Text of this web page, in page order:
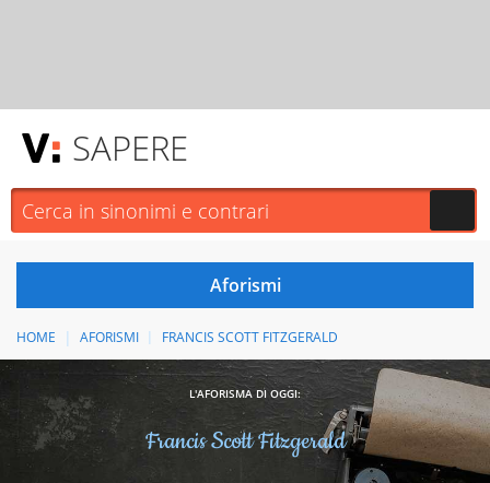
SAPERE
HOME AFORISMI FRANCIS SCOTT FITZGERALD
L'AFORISMA DI OGGI:
Francis Scott Fitzgerald